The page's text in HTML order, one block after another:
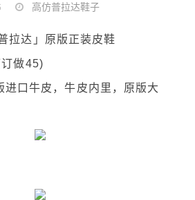
高仿普拉达鞋子
拉达」原版正装皮鞋
做45)
进口牛皮，牛皮内里，原版大